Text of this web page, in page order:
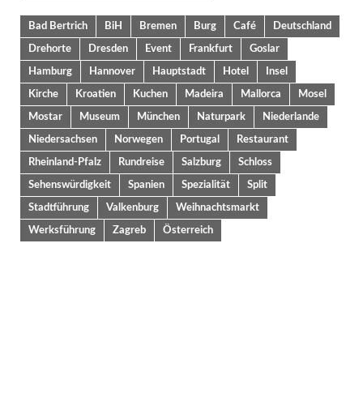
Bad Bertrich BiH Bremen Burg Café
Deutschland
Drehorte
Dresden Event Frankfurt
Goslar
Hamburg
Hannover Hauptstadt Hotel
Insel
Kirche
Kroatien Kuchen Madeira Mallorca
Mosel
Mostar
Museum München Naturpark
Niederlande
Niedersachsen
Norwegen Portugal
Restaurant
Rheinland-Pfalz
Rundreise Salzburg
Schloss
Sehenswürdigkeit
Spanien Spezialität
Split
Stadtführung
Valkenburg
Weihnachtsmarkt
Werksführung
Zagreb Österreich